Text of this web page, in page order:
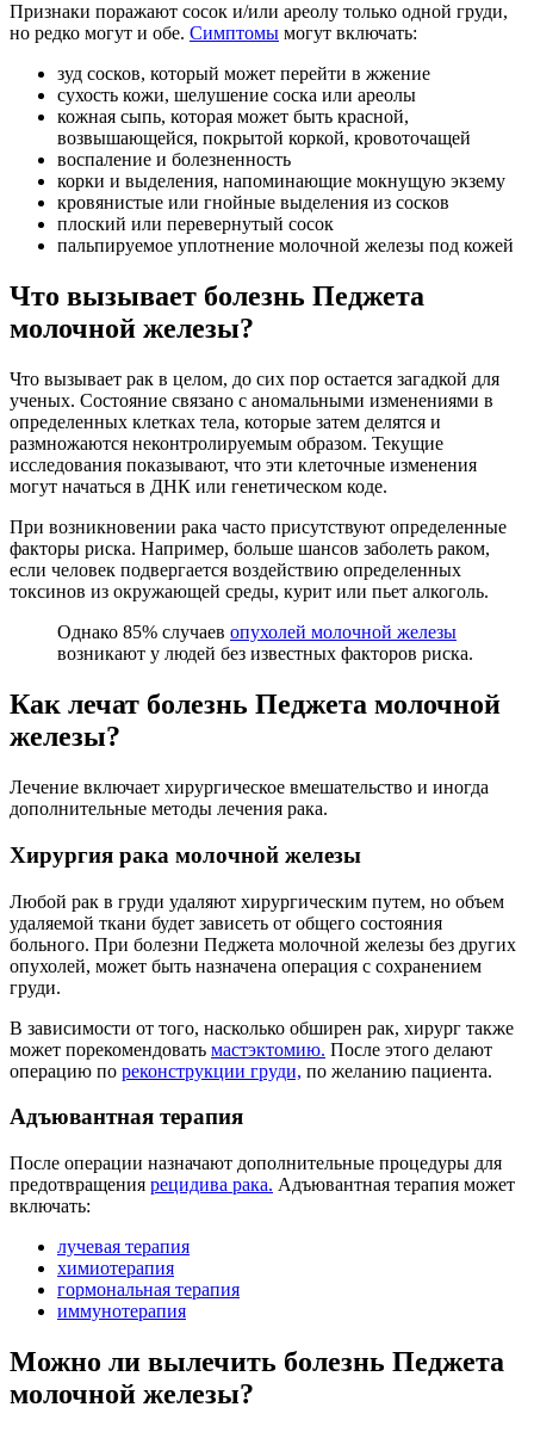
Признаки поражают сосок и/или ареолу только одной груди,
но редко могут и обе. Симптомы могут включать:
зуд сосков, который может перейти в жжение
сухость кожи, шелушение соска или ареолы
кожная сыпь, которая может быть красной,
возвышающейся, покрытой коркой, кровоточащей
воспаление и болезненность
корки и выделения, напоминающие мокнущую экзему
кровянистые или гнойные выделения из сосков
плоский или перевернутый сосок
пальпируемое уплотнение молочной железы под кожей
Что вызывает болезнь Педжета
молочной железы?
Что вызывает рак в целом, до сих пор остается загадкой для
ученых. Состояние связано с аномальными изменениями в
определенных клетках тела, которые затем делятся и
размножаются неконтролируемым образом. Текущие
исследования показывают, что эти клеточные изменения
могут начаться в ДНК или генетическом коде.
При возникновении рака часто присутствуют определенные
факторы риска. Например, больше шансов заболеть раком,
если человек подвергается воздействию определенных
токсинов из окружающей среды, курит или пьет алкоголь.
Однако 85% случаев опухолей молочной железы
возникают у людей без известных факторов риска.
Как лечат болезнь Педжета молочной
железы?
Лечение включает хирургическое вмешательство и иногда
дополнительные методы лечения рака.
Хирургия рака молочной железы
Любой рак в груди удаляют хирургическим путем, но объем
удаляемой ткани будет зависеть от общего состояния
больного. При болезни Педжета молочной железы без других
опухолей, может быть назначена операция с сохранением
груди.
В зависимости от того, насколько обширен рак, хирург также
может порекомендовать мастэктомию. После этого делают
операцию по реконструкции груди, по желанию пациента.
Адъювантная терапия
После операции назначают дополнительные процедуры для
предотвращения рецидива рака. Адъювантная терапия может
включать:
лучевая терапия
химиотерапия
гормональная терапия
иммунотерапия
Можно ли вылечить болезнь Педжета
молочной железы?